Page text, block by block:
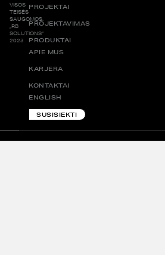
VISOS
TEISĖS
SAUGOMOS.
„RB
SOLUTIONS“
2023
PROJEKTAI
PROJEKTAVIMAS
PRODUKTAI
APIE MUS
KARJERA
KONTAKTAI
ENGLISH
SUSISIEKTI